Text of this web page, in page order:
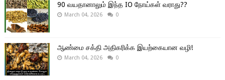
90 வயதானாலும் இந்த IO நோய்கள் வராது??
March 04, 2026 0
ஆண்மை சக்தி அதிகரிக்க இயற்கையான வழி!
March 04, 2026 0